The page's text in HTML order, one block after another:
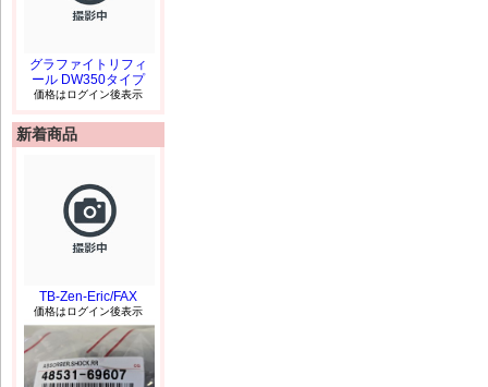
グラファイトリフィ
ール DW350タイプ
価格はログイン後表示
新着商品
TB-Zen-Eric/FAX
価格はログイン後表示